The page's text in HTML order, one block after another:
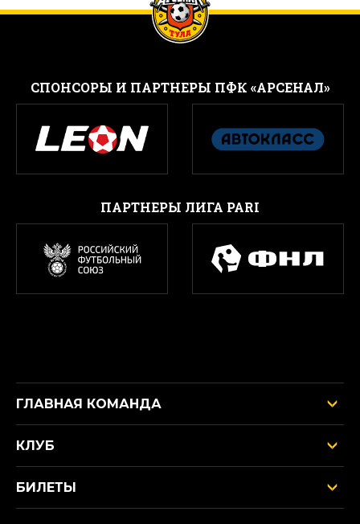
CПОНСОРЫ И ПАРТНЕРЫ ПФК «АРСЕНАЛ»
ПАРТНЕРЫ ЛИГА PARI
ГЛАВНАЯ КОМАНДА
КЛУБ
БИЛЕТЫ